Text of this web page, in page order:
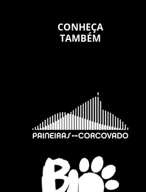
CONHEÇA
TAMBÉM